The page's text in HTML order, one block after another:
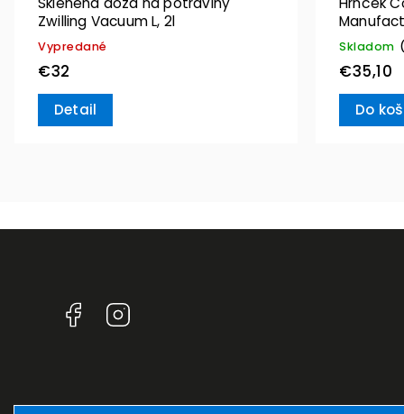
Zwilling Vacuum L, 2l
Vypredané
€32
Detail
Villeroy &
Skladom
€35,10
Do
Facebook